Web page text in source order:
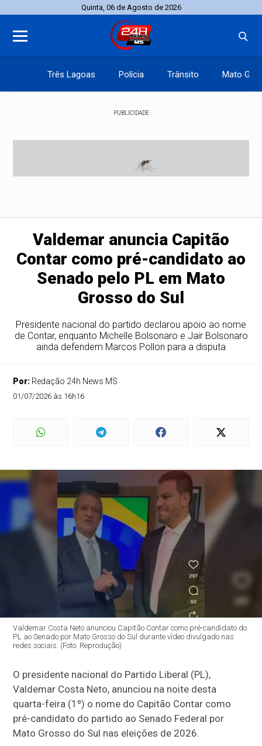
Quinta, 06 de Agosto de 2026
Três Lagoas Polícia Trânsito Mato
PUBLICIDADE
Valdemar anuncia Capitão
Contar como pré-candidato ao
Senado pelo PL em Mato
Grosso do Sul
Presidente nacional do partido declarou apoio ao nome
de Contar, enquanto Michelle Bolsonaro e Jair Bolsonaro
ainda defendem Marcos Pollon para a disputa
Por: Redação 24h News MS
01/07/2026 às 16h16
Valdemar Costa Neto anunciou Capitão Contar como pré-candidato do
PL ao Senado por Mato Grosso do Sul durante vídeo divulgado nas
redes sociais. (Foto: Reprodução)
O presidente nacional do Partido Liberal (PL),
Valdemar Costa Neto, anunciou na noite desta
quarta-feira (1º) o nome do Capitão Contar como
pré-candidato do partido ao Senado Federal por
Mato Grosso do Sul nas eleições de 2026.